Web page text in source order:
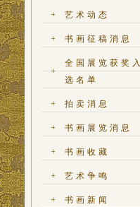
+ 艺术动态
+ 书画征稿消息
+
全国展览获奖入
选名单
+ 拍卖消息
+ 书画展览消息
+ 书画收藏
+ 艺术争鸣
+ 书画新闻